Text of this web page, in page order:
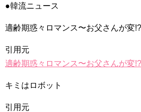
の意味・使い方について
について
Healing in Seoul Forest (서울숲)
yoon kyun sang
ハン・ヘジン 한혜진 – (선공개) 강
언니&#39; (ft. 도여니의 학창시절) | 편 먹고
●韓流ニュース
適齢期惑々ロマンス〜お父さんが変
引用元
適齢期惑々ロマンス〜お父さんが変
キミはロボット
引用元